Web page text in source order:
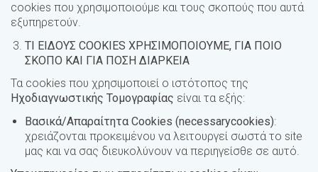
cookies που χρησιμοποιούμε και τους σκοπούς που αυτά
εξυπηρετούν.
ΤΙ ΕΙΔΟΥΣ COOKIES ΧΡΗΣΙΜΟΠΟΙΟΥΜΕ, ΓΙΑ ΠΟΙΟ
ΣΚΟΠΟ ΚΑΙ ΓΙΑ ΠΟΣΗ ΔΙΑΡΚΕΙΑ
Τα cookies που χρησιμοποιεί ο ιστότοπος της
Ηχοδιαγνωστικής Τομογραφίας είναι τα εξής:
Βασικά/Απαραίτητα Cookies (necessarycookies):
χρειάζονται προκειμένου να λειτουργεί σωστά το site
μας και να σας διευκολύνουν να περιηγείσθε σε αυτό.